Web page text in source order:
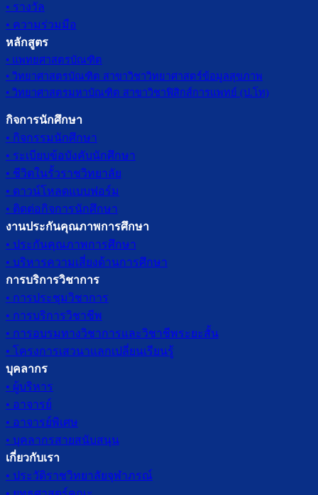
• รางวัล
• ความร่วมมือ
หลักสูตร
• แพทยศาสตรบัณฑิต
• วิทยาศาสตรบัณฑิต สาขาวิชาวิทยาศาสตร์ข้อมูลสุขภาพ
• วิทยาศาสตรมหาบัณฑิต สาขาวิชาฟิสิกส์การแพทย์ (ป.โท)
กิจการนักศึกษา
• กิจกรรมนักศึกษา
• ระเบียบข้อบังคับนักศึกษา
• ชีวิตในรั้วราชวิทยาลัย
• ดาวน์โหลดแบบฟอร์ม
• ติดต่อกิจการนักศึกษา
งานประกันคุณภาพการศึกษา
• ประกันคุณภาพการศึกษา
• บริหารความเสี่ยงด้านการศึกษา
การบริการวิชาการ
• การประชุมวิชาการ
• การบริการวิชาชีพ
• การอบรมทางวิชาการและวิชาชีพระยะสั้น
• โครงการเสวนาแลกเปลี่ยนเรียนรู้
บุคลากร
• ผู้บริหาร
• อาจารย์
• อาจารย์พิเศษ
• บุคลากรสายสนับสนุน
เกี่ยวกับเรา
• ประวัติราชวิทยาลัยจุฬาภรณ์